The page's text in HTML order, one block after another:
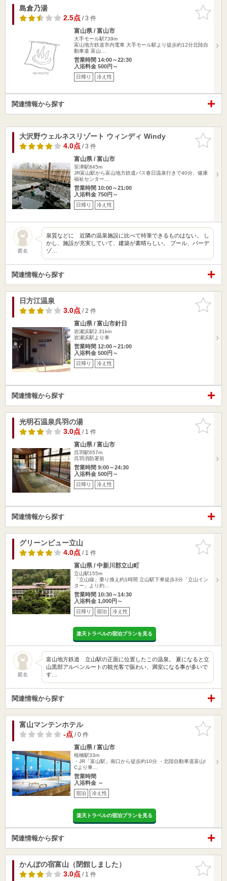
お気に入
りに追加
島倉乃湯
2.5点/ 3 件
富山県 / 富山市
大手モール駅739m
富山地方鉄道市内電車 大手モール駅より徒歩約12分北陸自
動車道 富山…
営業時間 14:00～22:30
入浴料金 500円～
日帰り 冷え性
関連情報から探す
お気に入
りに追加
大沢野ウェルネスリゾート ウィンディ Windy
4.0点/ 3 件
富山県 / 富山市
笹津駅845m
JR富山駅から富山地方鉄道バス春日温泉行きで40分、健康
福祉センター…
営業時間 10:00～21:00
入浴料金 750円～
日帰り 冷え性
匿名
泉質などに 近隣の温泉施設に比べて特筆できるものはない。 し
かし、施設が充実していて、建築が素晴らしい。 プール、バーデ
ゾ…
関連情報から探す
お気に入
りに追加
日方江温泉
3.0点/ 2 件
富山県 / 富山市針日
岩瀬浜駅2.31km
岩瀬浜駅より車
営業時間 12:00～21:00
入浴料金 500円～
日帰り 冷え性
関連情報から探す
お気に入
りに追加
光明石温泉呉羽の湯
3.0点/ 1 件
富山県 / 富山市
呉羽駅657m
呉羽消防署前
営業時間 9:00～24:30
入浴料金 500円～
日帰り 冷え性
関連情報から探す
お気に入
りに追加
グリーンビュー立山
4.0点/ 1 件
富山県 / 中新川郡立山町
立山駅155m
「立山線」乗り換え約1時間 立山駅下車徒歩3分「立山イン
ター」より約…
営業時間 10:30～14:30
入浴料金 1,000円～
日帰り 宿泊 冷え性
楽天トラベルの宿泊プランを見る
匿名
富山地方鉄道 立山駅の正面に位置したこの温泉。 夏になると立
山黒部アルペンルートの観光客で賑わい、満室になる事が多いで
す…
関連情報から探す
お気に入
りに追加
富山マンテンホテル
-点/ 0 件
富山県 / 富山市
桜橋駅33m
・JR「富山駅」南口から徒歩約10分 ・北陸自動車道富山I
Cより車…
営業時間
入浴料金 ～
宿泊 冷え性
楽天トラベルの宿泊プランを見る
関連情報から探す
お気に入
りに追加
かんぽの宿富山（閉館しました）
3.0点/ 1 件